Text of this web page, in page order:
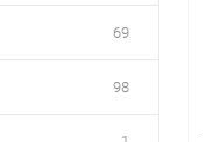
69
98